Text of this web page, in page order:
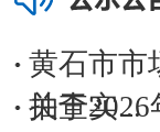
黄石市市
抽查实...
关于